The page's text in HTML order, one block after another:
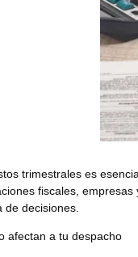
trimestrales es
fiscales,
decisiones.
afectan a tu despacho